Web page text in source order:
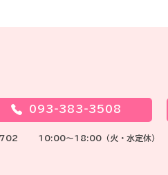
した！ お写真が送
。 一段と綺麗にな
の花嫁姿 嬉しくて
093-383-3508
10:00～18:00（火・水定休）